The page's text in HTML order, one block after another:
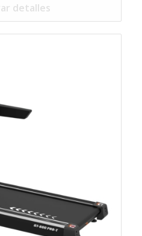
detalles